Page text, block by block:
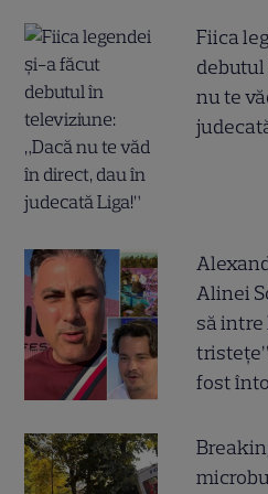
Fiica
debutul
nu te
Alinei
să intre
fost